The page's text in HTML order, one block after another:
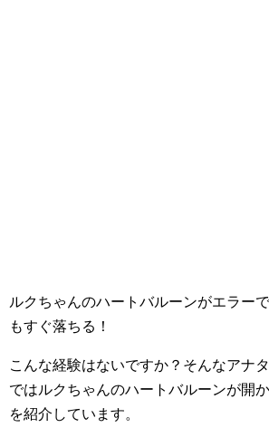
ルクちゃんのハートバルーンがエラー
もすぐ落ちる！
こんな経験はないですか？そんなアナ
ではルクちゃんのハートバルーンが開
を紹介しています。